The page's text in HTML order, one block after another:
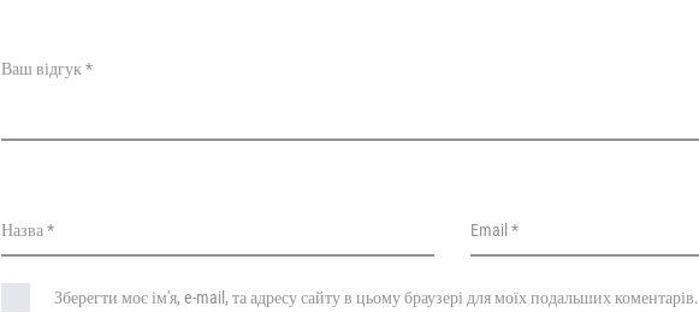
к
Ваш відгук*
Назва* Email *
Зберегти моє ім'я, e-mail, та адресу сайту в цьому браузері для моїх подальших коментарів.